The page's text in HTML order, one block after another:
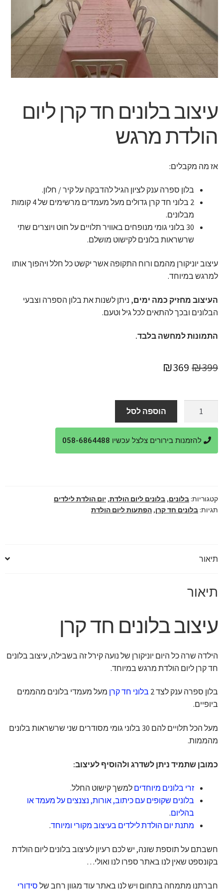
זר מתוק
בלונים בראשון לציון
מתנות בראשון לציון
מחירון משלוחי בלונים
קטלוג מוצרים
בלוג
עיצוב בלונים חד קרן ליום
הולדת מרגש
אז מה מקבלים:
בלון ספרה ענק לציון הגיל להדבקה על קיר / חלון.
2 בלוני חד קרן גדולים מעל מעמדים מרשימים של 4 קומות
מבלונים.
30 בלוני גומי מנופחים באוויר תלויים על חוט ויוצרים שתי
שרשראות בלונים לקישוט מושלם.
עיצוב יוניקורן מהמם ורוח התקופה אשר יקשט כל חלל ויהפוך אותו
למרגש במיוחד.
העיצוב מחזיק כמה ימים, ניתן לשנות את בלון הספרה וצבעי
הבלונים ובכך להתאים לכל גיל וטעם.
התמונות למחשה בלבד.
₪399
המחיר
היה:
₪399.
₪369
הוא:
₪369.
עיצוב
בלונים
חד
מרגש
הוספה לסל
להזמנות בירורים צלצל עכשיו 058-6864488
קטגוריות: בלונים, בלונים ליום הולדת, יום הולדת לילדים
תגיות: בלונים חד קרן, הפתעות ליום הולדת
תיאור
תיאור
עיצוב בלונים חד קרן
הילדה שרה כל היום יוניקורן של נועה קירל זה בשבילה, עיצוב בלונים
חד קרן ליום הולדת מרגש במיוחד.
בלון ספרה ענק לצד 2 בלוני חד קרן מעל מעמדי בלונים מהממים
ביופיים.
מעל הכל תלויים להם 30 בלוני גומי מסודרים שני שרשראות בלונים
מהממות.
כמובן שתמיד ניתן לשדרג ולהוסיף לעיצוב:
זרי בלונים מיוחדים למשך קישוט החלל.
בלונים שקופים עם כיתוב, אורות, נצנצים על מעמד או
בהליום.
מתנת יום הולדת לילדים בעיצוב מקורי ומיוחד.
חשבתם על תוספת שונה, יש לכם רעיון לעיצוב בלונים ליום הולדת
בקונספט שאין לנו באתר ספרו לנו ואולי…
חברתנו מתמחה בתחום ויש לנו באתר עוד מגוון רחב של סידורי